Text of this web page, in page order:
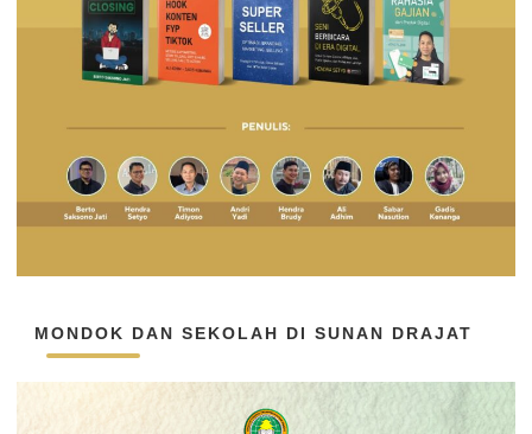
MONDOK DAN SEKOLAH DI SUNAN DRAJAT